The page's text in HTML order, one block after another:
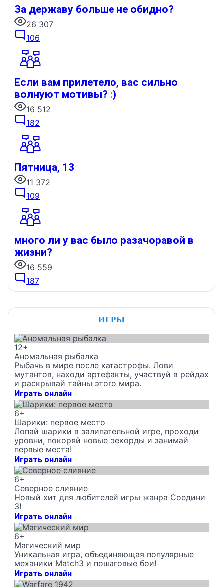
За державу больше не обидно?
26 307
106
Если вам прилетело, вас сильно
волнуют мотивы? :)
16 512
182
Пятница, 13
11 372
109
много ли у вас было разачоравой в
жизни?
16 559
187
ИГРЫ
12+
Аномальная рыбалка
Рыбачь в мире после катастрофы. Лови
мутантов, находи артефакты, участвуй в рейдах
и раскрывай тайны этого мира.
Играть онлайн
6+
Шарики: первое место
Лопай шарики в залипательной игре, проходи
уровни, покоряй новые рекорды и занимай
первые места!
Играть онлайн
6+
Северное слияние
Новый хит для любителей игры жанра Соедини
3!
Играть онлайн
6+
Магический мир
Уникальная игра, объединяющая популярные
механики Match3 и пошаговые бои!
Играть онлайн